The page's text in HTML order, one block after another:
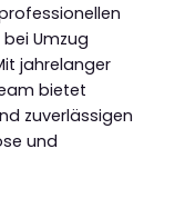
Umzug
jahrelanger
bietet
zuverlässigen
und